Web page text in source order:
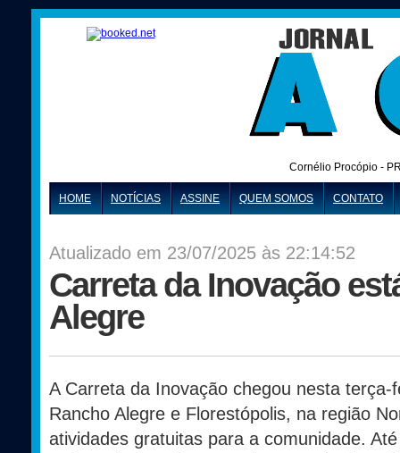
Cornélio Procópio -
HOME NOTÍCIAS ASSINE QUEM SOMOS CONTATO
Atualizado em 23/07/2025 às 22:14:52
Carreta da Inovação
Alegre
A Carreta da Inovação chegou nesta
Rancho Alegre e Florestópolis, na região
atividades gratuitas para a comunidade.